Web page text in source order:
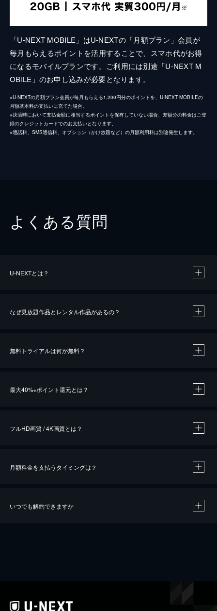
「U-NEXT MOBILE」はU-NEXTの「月額プラン」会員が
毎月もらえるポイントを活用することで、スマホ代がお得
になるモバイルプランです。ご利用には別途「U-NEXT M
OBILE」のお申し込みが必要となります。
※U-NEXTの月額プラン会員が毎月もらえる1,200円分のポイントを、U-NEXT MOBILEの
月額基本料の支払いに充てた場合。
※決済時において支払金額に相当するポイントを保有していない場合、差額分の料金はご登
録のクレジットカードでのお支払いとなります。
※通話料、SMS通信料、オプション（かけ放題など）の月額利用料は別途発生します。
よくある質問
U-NEXTとは？
なぜ見放題作品とレンタル作品があるの？
無料トライアルは何が無料？
最大40%※ポイント還元とは？
※40％ポイント還元の対象は、クレジットカード決済による作品の購入 / レンタルです。
フルHD画質 / 4K画質とは？
月額料金を支払うタイミングは？
いつでも解約できますか